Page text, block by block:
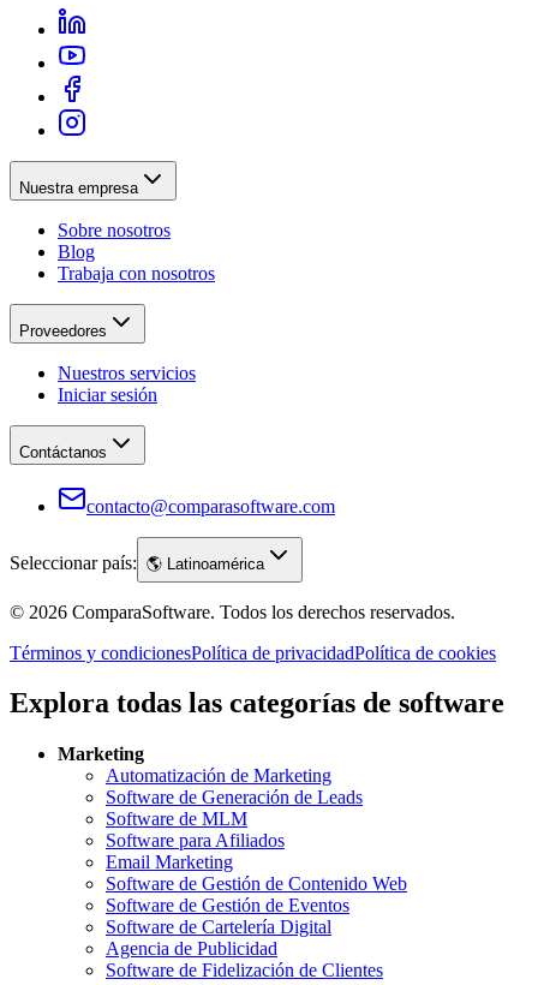
Nuestra empresa
Sobre nosotros
Blog
Trabaja con nosotros
Proveedores
Nuestros servicios
Iniciar sesión
Contáctanos
contacto@comparasoftware.com
Seleccionar país: 🌎 Latinoamérica
© 2026 ComparaSoftware. Todos los derechos reservados.
Términos y condicionesPolítica de privacidadPolítica de cookies
Explora todas las categorías de software
Marketing
Automatización de Marketing
Software de Generación de Leads
Software de MLM
Software para Afiliados
Email Marketing
Software de Gestión de Contenido Web
Software de Gestión de Eventos
Software de Cartelería Digital
Agencia de Publicidad
Software de Fidelización de Clientes